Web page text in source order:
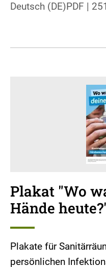
Deutsch (DE)PDF |
Plakat "Wo
Hände
Plakate für
persönlichen